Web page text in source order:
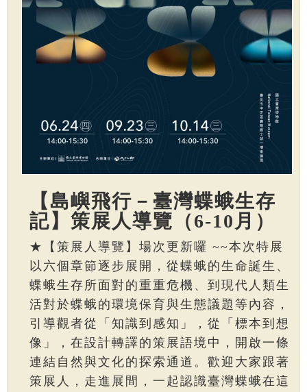
【島嶼飛行－臺灣蝶蛾生存
記】策展人導覽（6-10月）
★【策展人導覽】場次更新囉 ~~本次特展
以六個章節逐步展開，從蝶蛾的生命誕生、
蝶蛾生存所面對的重重危機、到現代人類生
活對於蝶蛾的環境保育與生態議題等內容，
引導觀者從「知識到感知」，從「標本到想
像」，在設計轉譯的策展語境中，開啟一條
連結自然與文化的探索通道。歡迎大家跟著
策展人，走進展間，一起認識臺灣蝶蛾在這